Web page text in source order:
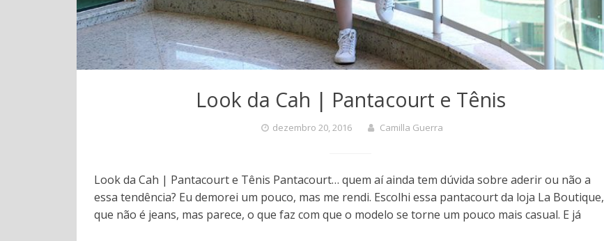
Look da Cah | Pantacourt e Tênis
dezembro 20, 2016 Camilla Guerra
Look da Cah | Pantacourt e Tênis Pantacourt… quem aí ainda tem dúvida sobre aderir ou não a
essa tendência? Eu demorei um pouco, mas me rendi. Escolhi essa pantacourt da loja La Boutique,
que não é jeans, mas parece, o que faz com que o modelo se torne um pouco mais casual. E já